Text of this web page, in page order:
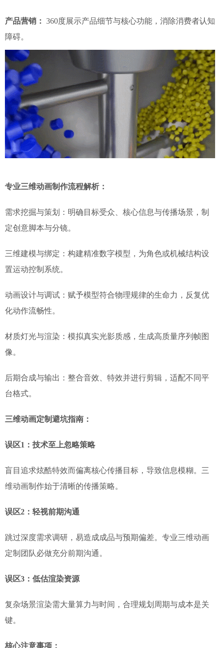
产品营销： 360度展示产品细节与核心功能，消除消费者认知
障碍。
专业三维动画制作流程解析：
需求挖掘与策划：明确目标受众、核心信息与传播场景，制
定创意脚本与分镜。
三维建模与绑定：构建精准数字模型，为角色或机械结构设
置运动控制系统。
动画设计与调试：赋予模型符合物理规律的生命力，反复优
化动作流畅性。
材质灯光与渲染：模拟真实光影质感，生成高质量序列帧图
像。
后期合成与输出：整合音效、特效并进行剪辑，适配不同平
台格式。
三维动画定制避坑指南：
误区1：技术至上忽略策略
盲目追求炫酷特效而偏离核心传播目标，导致信息模糊。三
维动画制作始于清晰的传播策略。
误区2：轻视前期沟通
跳过深度需求调研，易造成成品与预期偏差。专业三维动画
定制团队必做充分前期沟通。
误区3：低估渲染资源
复杂场景渲染需大量算力与时间，合理规划周期与成本是关
键。
核心注意事项：